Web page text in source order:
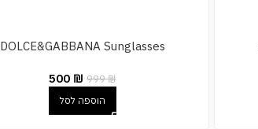
DOLCE&GABBANA Sunglasses
999₪
500 ₪
הוספה לסל